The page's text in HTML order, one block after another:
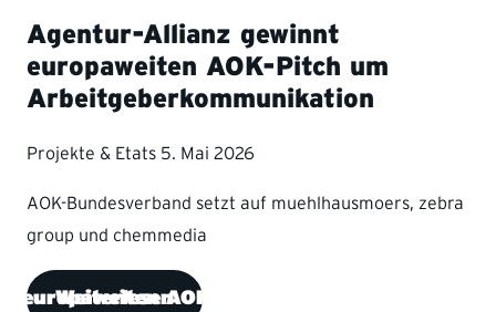
Agentur-Allianz gewinnt
europaweiten AOK-Pitch um
Arbeitgeberkommunikation
Projekte & Etats 5. Mai 2026
AOK-Bundesverband setzt auf muehlhausmoers, zebra
group und chemmedia
Weiterlesen
europaweiten AOK-Pitch um